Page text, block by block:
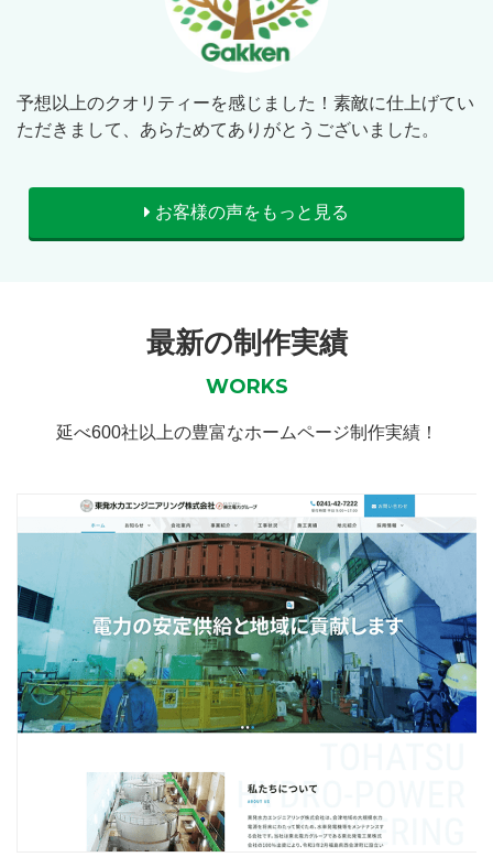
予想以上のクオリティーを感じました！素敵に仕上げてい
ただきまして、あらためてありがとうございました。
お客様の声をもっと見る
最新の制作実績
WORKS
延べ600社以上の豊富なホームページ制作実績！